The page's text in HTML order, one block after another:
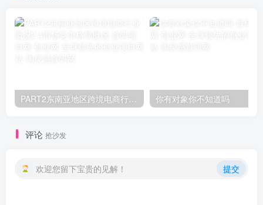
你有对象你不知道吗
评论 抢沙发
欢迎您留下宝贵的见解！ 提交